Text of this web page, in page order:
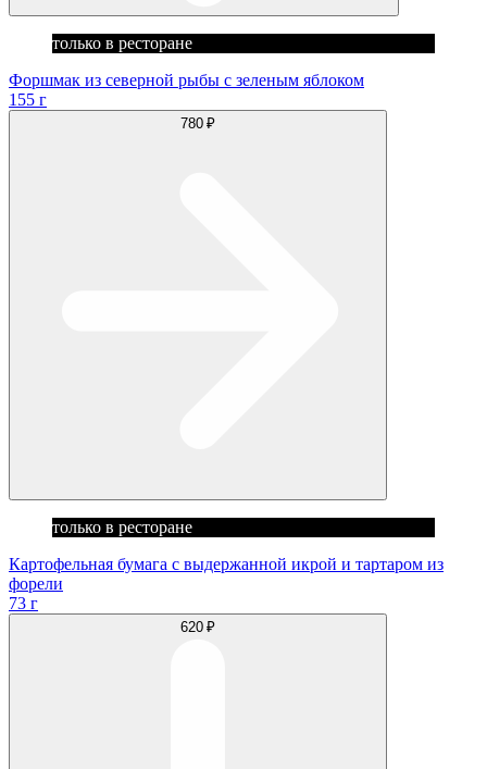
только в ресторане
Форшмак из северной рыбы с зеленым яблоком
155 г
780 ₽
только в ресторане
Картофельная бумага с выдержанной икрой и тартаром из
форели
73 г
620 ₽